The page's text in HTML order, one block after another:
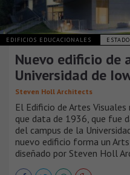
EDIFICIOS EDUCACIONALES
Nuevo edificio de
Universidad de
Steven Holl Architects
El Edificio de Artes
que data de 1936, que fue
del campus de la
nuevo edificio forma un
diseñado por Steven Holl